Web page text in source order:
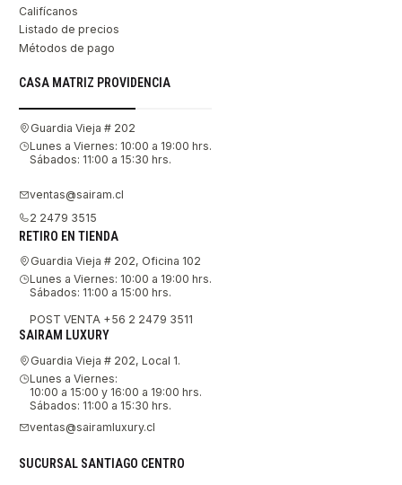
Califícanos
Listado de precios
Métodos de pago
CASA MATRIZ PROVIDENCIA
Guardia Vieja # 202
Lunes a Viernes: 10:00 a 19:00 hrs.
Sábados: 11:00 a 15:30 hrs.
ventas@sairam.cl
2 2479 3515
RETIRO EN TIENDA
Guardia Vieja # 202, Oficina 102
Lunes a Viernes: 10:00 a 19:00 hrs.
Sábados: 11:00 a 15:00 hrs.
POST VENTA +56 2 2479 3511
SAIRAM LUXURY
Guardia Vieja # 202, Local 1.
Lunes a Viernes:
10:00 a 15:00 y 16:00 a 19:00 hrs.
Sábados: 11:00 a 15:30 hrs.
ventas@sairamluxury.cl
SUCURSAL SANTIAGO CENTRO